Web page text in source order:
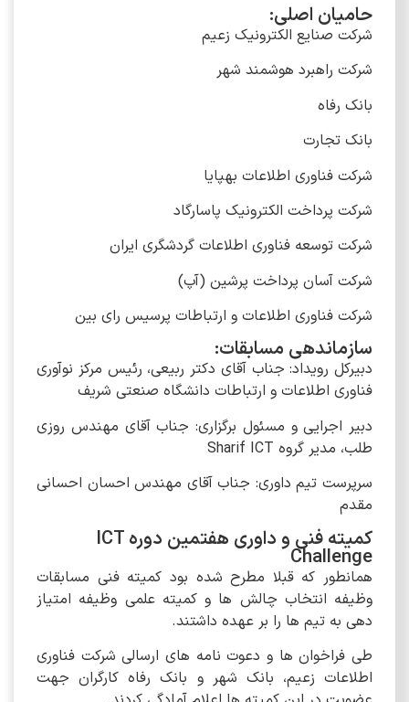
حامیان اصلی:
شرکت صنایع الکترونیک زعیم
شرکت راهبرد هوشمند شهر
بانک رفاه
بانک تجارت
شرکت فناوری اطلاعات بهپایا
شرکت پرداخت الکترونیک پاسارگاد
شرکت توسعه فناوری اطلاعات گردشگری ایران
شرکت آسان پرداخت پرشین (آپ)
شرکت فناوری اطلاعات و ارتباطات پرسیس رای بین
سازماندهی مسابقات:
دبیرکل رویداد: جناب آقای دکتر ربیعی، رئیس مرکز نوآوری
فناوری اطلاعات و ارتباطات دانشگاه صنعتی شریف
دبیر اجرایی و مسئول برگزاری: جناب آقای مهندس روزی
طلب، مدیر گروه Sharif ICT
سرپرست تیم داوری: جناب آقای مهندس احسان احسانی
مقدم
کمیته فنی و داوری هفتمین دوره ICT
Challenge
همانطور که قبلا مطرح شده بود کمیته فنی مسابقات
وظیفه انتخاب چالش ها و کمیته علمی وظیفه امتیاز
دهی به تیم ها را بر عهده داشتند.
طی فراخوان ها و دعوت نامه های ارسالی شرکت فناوری
اطلاعات زعیم، بانک شهر و بانک رفاه کارگران جهت